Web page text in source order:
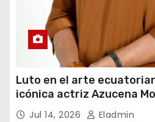
Luto en el arte
icónica actriz Azucena
Jul 14, 2026 Eladmin